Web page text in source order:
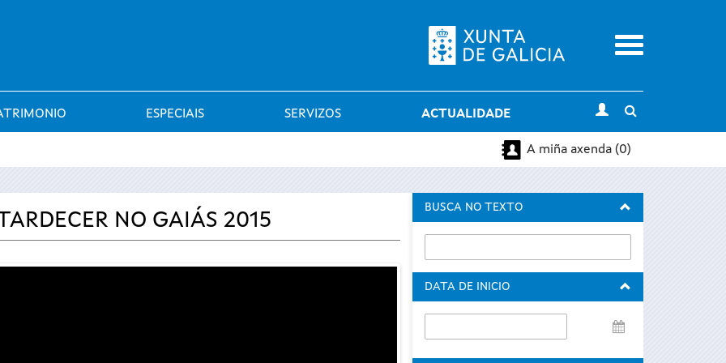
Menu
ESPECIAIS SERVIZOS ACTUALIDADE
search
A miña axenda (0)
NO GAIÁS 2015
BUSCA NO TEXTO
DATA DE INICIO
de